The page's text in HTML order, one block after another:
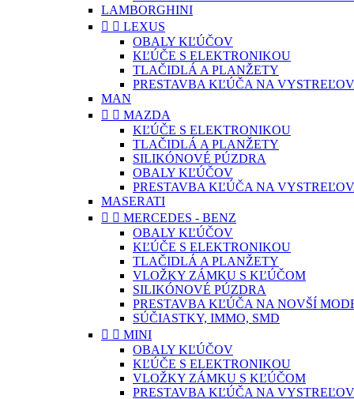
LAMBORGHINI
  LEXUS
OBALY KĽÚČOV
KĽÚČE S ELEKTRONIKOU
TLAČIDLÁ A PLANŽETY
PRESTAVBA KĽÚČA NA
MAN
  MAZDA
KĽÚČE S ELEKTRONIKOU
TLAČIDLÁ A PLANŽETY
SILIKÓNOVÉ PÚZDRA
OBALY KĽÚČOV
PRESTAVBA KĽÚČA NA
MASERATI
  MERCEDES - BENZ
OBALY KĽÚČOV
KĽÚČE S ELEKTRONIKOU
TLAČIDLÁ A PLANŽETY
VLOŽKY ZÁMKU S KĽÚČOM
SILIKÓNOVÉ PÚZDRA
PRESTAVBA KĽÚČA NA NOVŠÍ
SÚČIASTKY, IMMO, SMD
  MINI
OBALY KĽÚČOV
KĽÚČE S ELEKTRONIKOU
VLOŽKY ZÁMKU S KĽÚČOM
PRESTAVBA KĽÚČA NA